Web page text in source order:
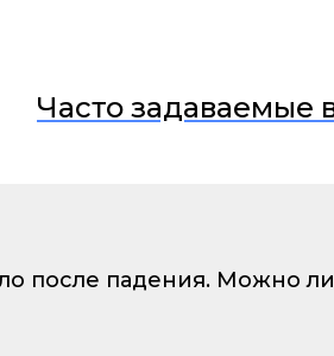
Часто задаваемые
после падения. Можно